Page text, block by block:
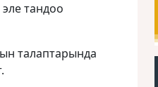
тандоо
талаптарында